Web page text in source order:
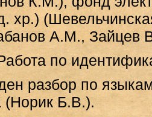
хр.)
А.М., Зайцев
по
разбор по
Б.В.).